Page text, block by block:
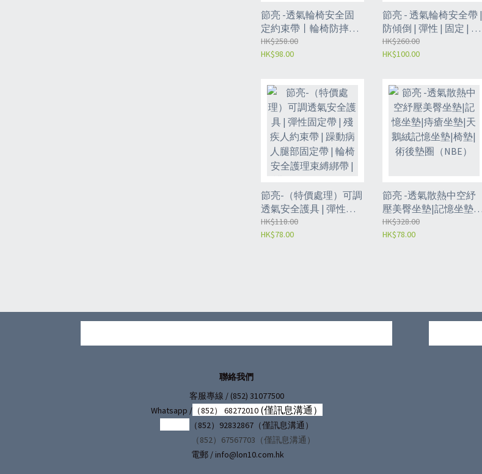
節亮 -透氣輪椅安全固
定約束帶丨輪椅防摔保
護帶丨安全背心帶 -均
碼（NAR）
HK$258.00
HK$98.00
節亮 - 透氣輪椅安全帶 |
防傾倒 | 彈性 | 固定 | 殘
疾人約束帶 | 輪椅安全
帶 | 康復訓練 | 術後恢復
（NAE）
HK$260.00
HK$100.00
節亮-（特價處理）可調
透氣安全護具 | 彈性固
定帶 | 殘疾人約束帶 | 躁
動病人腿部固定帶 | 輪
HK$118.00
HK$78.00
節亮 -透氣散熱中空紓
壓美臀坐墊|記憶坐墊|
痔瘡坐墊|天鵝絨記憶坐
墊|椅墊|術後墊圈
HK$328.00
HK$78.00
聯絡我們
客服專線 / (852) 31077500
Whatsapp /（852） 68272010 (僅訊息溝通）
（852）92832867（僅訊息溝通）
（852）67567703（僅訊息溝通）
電郵 / info@lon10.com.hk